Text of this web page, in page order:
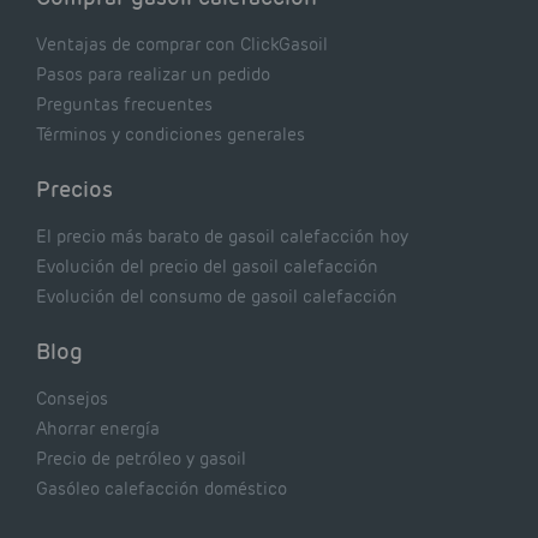
Ventajas de comprar con ClickGasoil
Pasos para realizar un pedido
Preguntas frecuentes
Términos y condiciones generales
Precios
El precio más barato de gasoil calefacción hoy
Evolución del precio del gasoil calefacción
Evolución del consumo de gasoil calefacción
Blog
Consejos
Ahorrar energía
Precio de petróleo y gasoil
Gasóleo calefacción doméstico